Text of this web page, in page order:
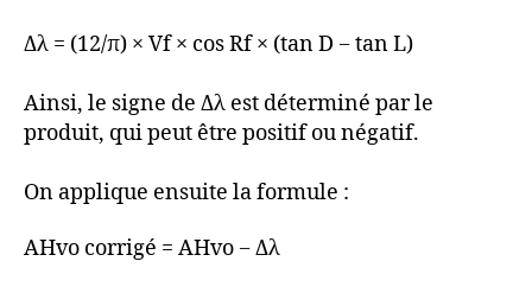
Δλ = (12/π) × Vf × cos Rf × (tan D − tan L)
Ainsi, le signe de Δλ est déterminé par le
produit, qui peut être positif ou négatif.
On applique ensuite la formule :
AHvo corrigé = AHvo − Δλ